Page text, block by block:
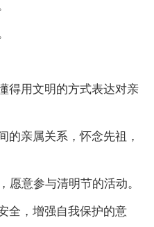
得用文明的方式表达对亲
的亲属关系，怀念先祖，
愿意参与清明节的活动。
全，增强自我保护的意